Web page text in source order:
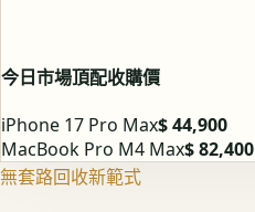
今日市場頂配收購價
iPhone 17 Pro Max$ 44,900
MacBook Pro M4 Max$ 82,400
無套路回收新範式